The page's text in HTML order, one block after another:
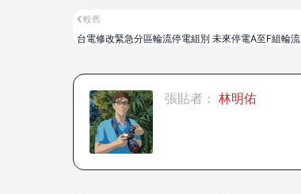
較舊
台電修改緊急分區輪流停電組別 未來停電A至F組輪流
張貼者： 林明佑